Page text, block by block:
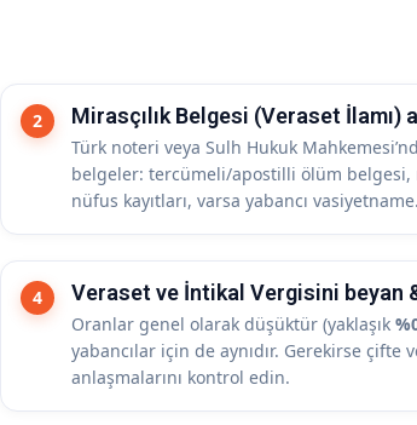
Mirasçılık Belgesi (Veraset İlamı)
Türk noteri veya Sulh Hukuk
belgeler: tercümeli/apostilli ölüm belgesi,
nüfus kayıtları, varsa yabancı vasiyetname.
Veraset ve İntikal Vergisini beyan
Oranlar genel olarak düşüktür (yaklaşık
yabancılar için de aynıdır. Gerekirse çifte
anlaşmalarını kontrol edin.